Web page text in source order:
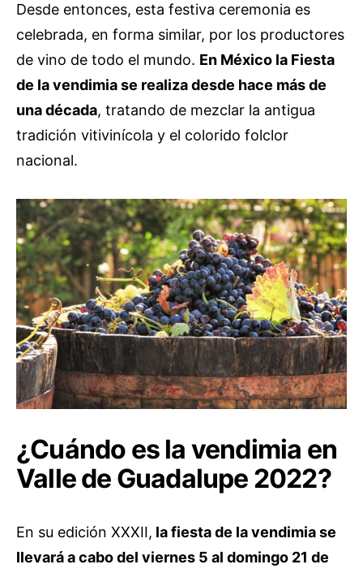
Desde entonces, esta festiva ceremonia es
celebrada, en forma similar, por los productores
de vino de todo el mundo. En México la Fiesta
de la vendimia se realiza desde hace más de
una década, tratando de mezclar la antigua
tradición vitivinícola y el colorido folclor
nacional.
¿Cuándo es la vendimia en
Valle de Guadalupe 2022?
En su edición XXXII, la fiesta de la vendimia se
llevará a cabo del viernes 5 al domingo 21 de